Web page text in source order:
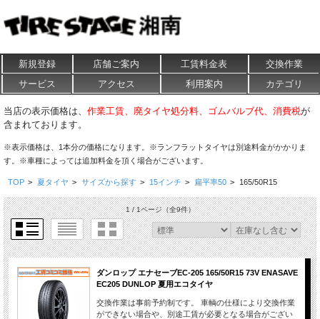
新規登録 店舗ご案内 工賃料金表
交換作業
サービス
アクセス 利用案内 カテゴリ
当店の表示価格は、 作業工賃、廃タイヤ処分料、ゴムバルブ代、消費税が
含まれております。
※表示価格は、1本分の価格になります。※ランフラットタイヤは別途料金がかかりま
す。※車種によっては追加料金を頂く場合がございます。
TOP > 夏タイヤ > サイズから探す > 15インチ > 扁平率50 > 165/50R15
1 / 1ページ（全9件）
ダンロップ エナセーブEC-205 165/50R15 73V ENASAVE
EC205 DUNLOP 夏用エコタイヤ
交換作業は事前予約制です。 車輌の仕様により交換作業
ができない場合や、別途工賃が必要となる場合がござい